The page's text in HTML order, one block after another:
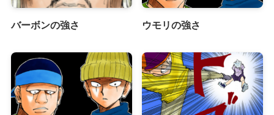
バーボンの強さ ウモリの強さ